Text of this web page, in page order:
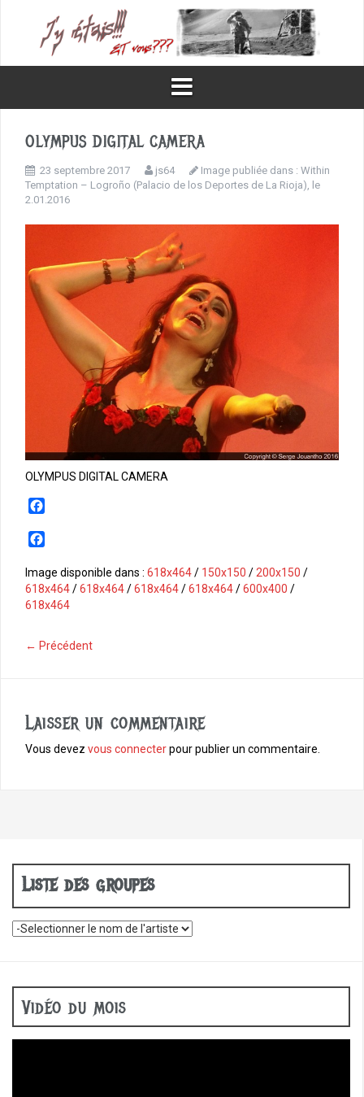
OLYMPUS DIGITAL CAMERA
23 septembre 2017 js64 Image publiée dans : Within
Temptation – Logroño (Palacio de los Deportes de La Rioja), le
2.01.2016
OLYMPUS DIGITAL CAMERA
b
o
o
c
e
b
k
Image disponible dans : 618x464/ 150x150 / 200x150 /
618x464/618x464/618x464/618x464/600x400 /
618x464
← Précédent
Laisser un commentaire
Vous devez vous connecterpour publier un commentaire.
Liste des groupes
Vidéo du mois